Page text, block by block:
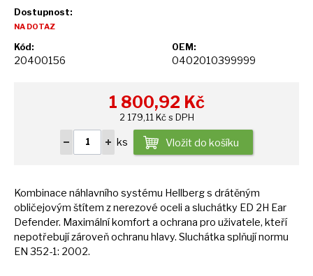
Dostupnost:
NA DOTAZ
Kód:
20400156
OEM:
0402010399999
1 800,92 Kč
2 179,11 Kč s DPH
ks Vložit do košíku
Kombinace náhlavního systému Hellbergs drátěným
obličejovým štítem znerezové oceli a sluchátky ED 2H Ear
Defender. Maximální komforta ochrana pro uživatele, kteří
nepotřebují zároveň ochranu hlavy. Sluchátka splňují normu
EN 352-1: 2002.